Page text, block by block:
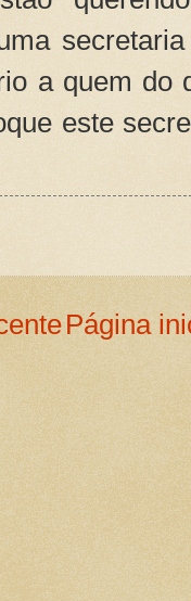
a quem do
este
Página